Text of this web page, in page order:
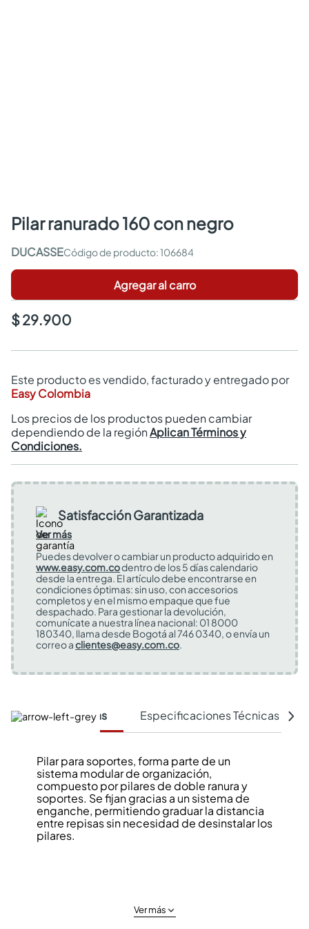
pilar ranurado 160 con negro
DUCASSE :106684
Agregar al carro
$ 29.900
Este producto es vendido, facturado y entregado por
Easy Colombia
Los precios de los productos pueden cambiar
dependiendo de la regiónAplican Términos y
Condiciones.
Satisfacción Garantizada
Ver más
Puedes devolver o cambiar un producto adquirido en
www.easy.com.codentro de los 5 días calendario
desde la entrega. El artículo debe encontrarse en
condiciones óptimas: sin uso, con accesorios
completos y en el mismo empaque que fue
despachado. Para gestionar la devolución,
comunícate a nuestra línea nacional: 01 8000
180340, llama desde Bogotá al 746 0340, o envía un
correo aclientes@easy.com.co.
Características Especificaciones Técnicas
Pilar para soportes, forma parte de un
sistema modular de organización,
compuesto por pilares de doble ranura y
soportes. Se fijan gracias a un sistema de
enganche, permitiendo graduar la distancia
entre repisas sin necesidad de desinstalar los
pilares.
Ver más